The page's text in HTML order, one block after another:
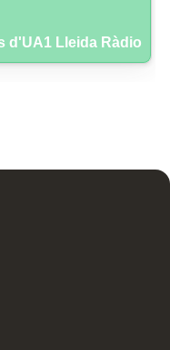
d'UA1 Lleida Ràdio